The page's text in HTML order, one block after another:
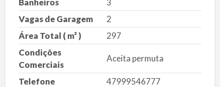
Vagas de Garagem
2
Área Total ( m² )
297
Condições
Comerciais
Aceita permuta
Telefone 47999546777